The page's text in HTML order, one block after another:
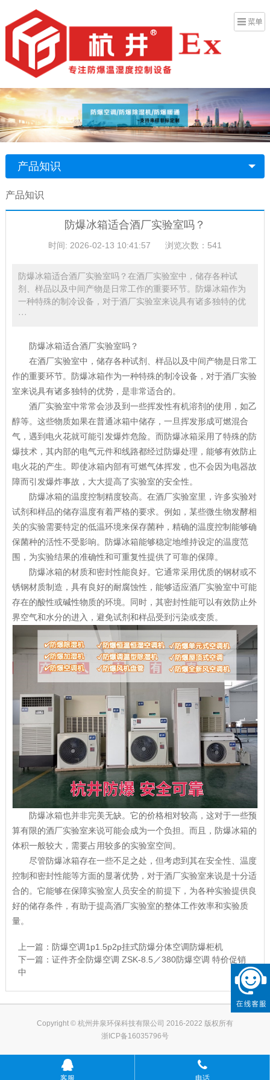
产品知识
产品知识
防爆冰箱适合酒厂实验室吗？
时间: 2026-02-13 10:41:57 浏览次数：541
防爆冰箱适合酒厂实验室吗？在酒厂实验室中，储存各种试
剂、样品以及中间产物是日常工作的重要环节。防爆冰箱作为
一种特殊的制冷设备，对于酒厂实验室来说具有诸多独特的优
···
防爆冰箱适合酒厂实验室吗？
在酒厂实验室中，储存各种试剂、样品以及中间产物是日常工
作的重要环节。防爆冰箱作为一种特殊的制冷设备，对于酒厂实验
室来说具有诸多独特的优势，是非常适合的。
酒厂实验室中常常会涉及到一些挥发性有机溶剂的使用，如乙
醇等。这些物质如果在普通冰箱中储存，一旦挥发形成可燃混合
气，遇到电火花就可能引发爆炸危险。而防爆冰箱采用了特殊的防
爆技术，其内部的电气元件和线路都经过防爆处理，能够有效防止
电火花的产生。即使冰箱内部有可燃气体挥发，也不会因为电器故
障而引发爆炸事故，大大提高了实验室的安全性。
防爆冰箱的温度控制精度较高。在酒厂实验室里，许多实验对
试剂和样品的储存温度有着严格的要求。例如，某些微生物发酵相
关的实验需要特定的低温环境来保存菌种，精确的温度控制能够确
保菌种的活性不受影响。防爆冰箱能够稳定地维持设定的温度范
围，为实验结果的准确性和可重复性提供了可靠的保障。
防爆冰箱的材质和密封性能良好。它通常采用优质的钢材或不
锈钢材质制造，具有良好的耐腐蚀性，能够适应酒厂实验室中可能
存在的酸性或碱性物质的环境。同时，其密封性能可以有效防止外
界空气和水分的进入，避免试剂和样品受到污染或变质。
防爆冰箱也并非完美无缺。它的价格相对较高，这对于一些预
算有限的酒厂实验室来说可能会成为一个负担。而且，防爆冰箱的
体积一般较大，需要占用较多的实验室空间。
尽管防爆冰箱存在一些不足之处，但考虑到其在安全性、温度
控制和密封性能等方面的显著优势，对于酒厂实验室来说是十分适
合的。它能够在保障实验室人员安全的前提下，为各种实验提供良
好的储存条件，有助于提高酒厂实验室的整体工作效率和实验质
量。
上一篇： 防爆空调1p1.5p2p挂式防爆分体空调防爆柜机
下一篇： 证件齐全防爆空调 ZSK-8.5／380防爆空调 特价促销
中
Copyright © 杭州井泉环保科技有限公司 2016-2022 版权所有
浙ICP备16035796号
客服 电话